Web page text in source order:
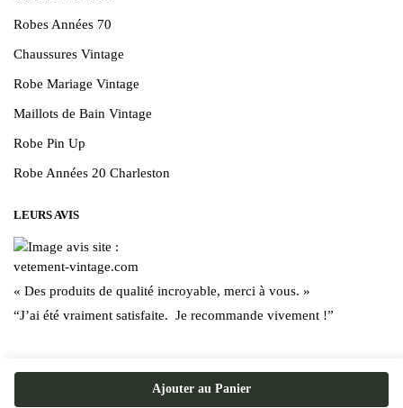
Ajouter au Panier
Robes Années 70
Chaussures Vintage
Robe Mariage Vintage
Maillots de Bain Vintage
Robe Pin Up
Robe Années 20 Charleston
LEURS AVIS
« Des produits de qualité incroyable, merci à vous. »
“J’ai été vraiment satisfaite. Je recommande vivement !”